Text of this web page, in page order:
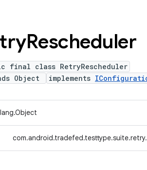
Rescheduler
final class RetryRescheduler
Object
implements